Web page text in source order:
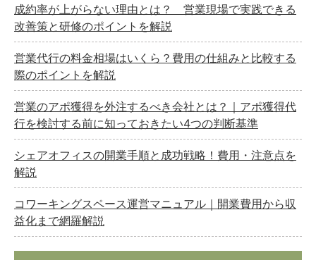
成約率が上がらない理由とは？ 営業現場で実践できる
改善策と研修のポイントを解説
営業代行の料金相場はいくら？費用の仕組みと比較する
際のポイントを解説
営業のアポ獲得を外注するべき会社とは？｜アポ獲得代
行を検討する前に知っておきたい4つの判断基準
シェアオフィスの開業手順と成功戦略！費用・注意点を
解説
コワーキングスペース運営マニュアル｜開業費用から収
益化まで網羅解説